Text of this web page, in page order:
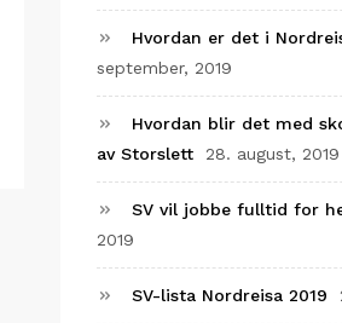
Hvordan er det i
september, 2019
Hvordan blir det med
av Storslett
28. august, 2019
SV vil jobbe fulltid for
2019
SV-lista Nordreisa 2019